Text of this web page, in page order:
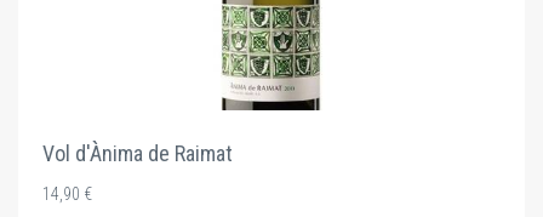
Vol d'Ànima de Raimat
14,90 €